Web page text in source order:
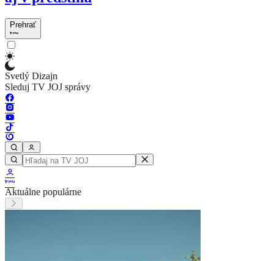
Prehrať
Svetlý Dizajn
Sleduj TV JOJ správy
Aktuálne populárne